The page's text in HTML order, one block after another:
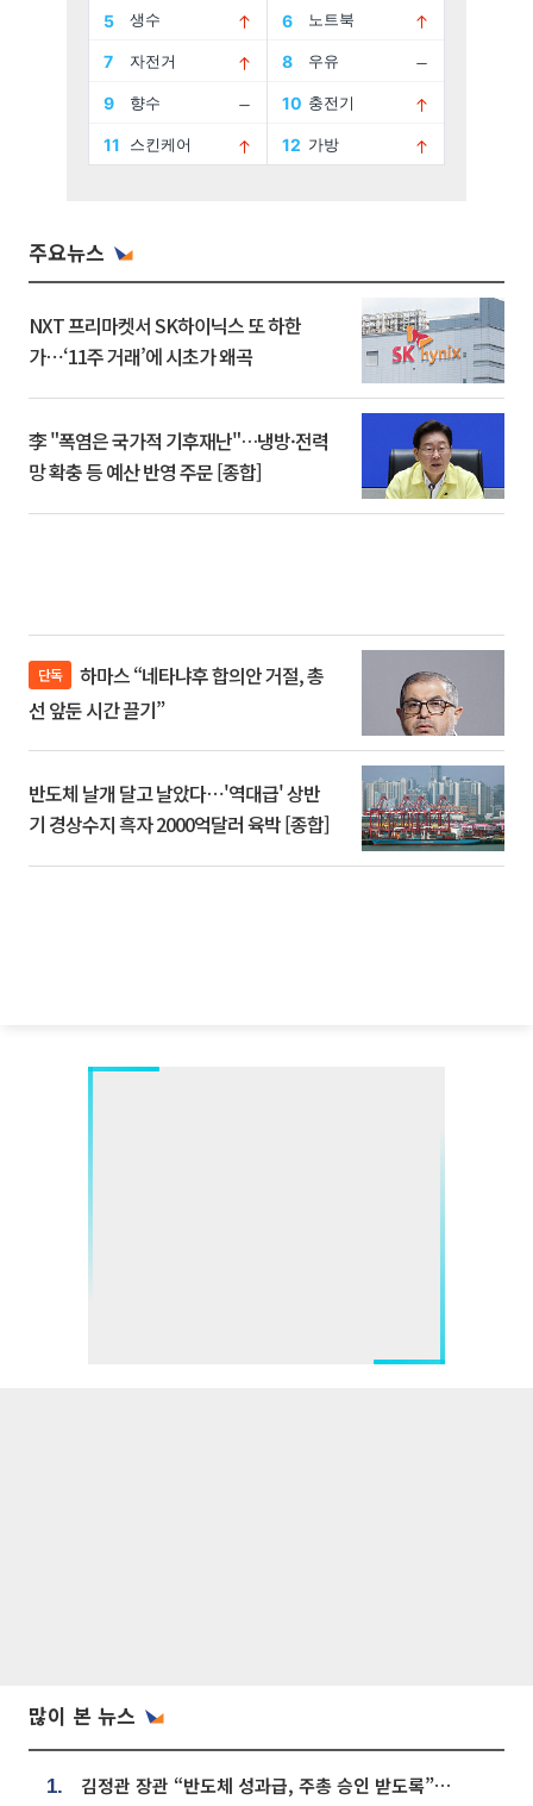
주요뉴스
NXT 프리마켓서 SK하이닉스 또 하한
가⋯‘11주 거래’에 시초가 왜곡
李 "폭염은 국가적 기후재난"…냉방·전력
망 확충 등 예산 반영 주문 [종합]
단독
선 앞둔 시간 끌기”
반도체 날개 달고 날았다⋯'역대급' 상반
기 경상수지 흑자 2000억달러 육박 [종합]
많이 본 뉴스
1. 김정관 장관 “반도체 성과급, 주총 승인 받도록”…상법·자본시장법 개정 시사